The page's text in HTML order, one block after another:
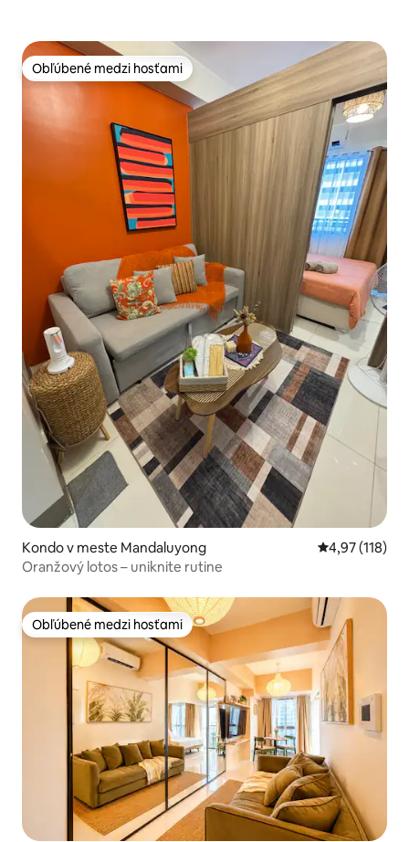
Obľúbené medzi hosťami
Obľúbené medzi hosťami
Kondo v meste Mandaluyong Priemerné
4,97 (118)
Oranžový lotos – uniknite rutine
Obľúbené medzi hosťami
Obľúbené medzi hosťami